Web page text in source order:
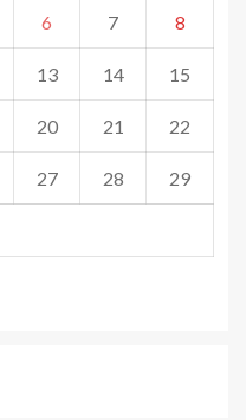
6 7 8
13 14 15
20 21 22
27 28 29